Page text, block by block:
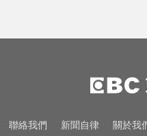
聯絡我們 新聞自律 關於我